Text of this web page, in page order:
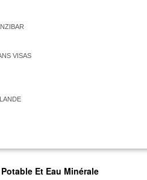
VISAS
Et Eau Minérale